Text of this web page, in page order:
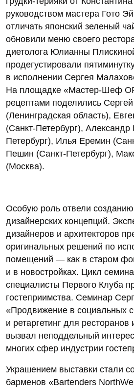
руководством мастера Гото
отличать японский зеленый
обновили меню своего
диетолога Юлианны
продегустировали
в исполнении Сергея
На площадке «Мастер-Шеф
рецептами поделились
(Ленинградская область),
(Санкт-Петербург), Александр
Петербург), Илья Еремин
Пешин (Санкт-Петербург),
(Москва).
Особую роль отвели
дизайнерских концепций.
дизайнеров и архитекторов
оригинальных решений по
помещений — как в старом
и в новостройках. Цикл
специалисты Первого Клуба
гостеприимства. Семинар
«Продвижение в социальных
и ретаргетинг для
вызвал неподдельный
многих сфер индустрии
Украшением выставки стали
барменов «Bartenders